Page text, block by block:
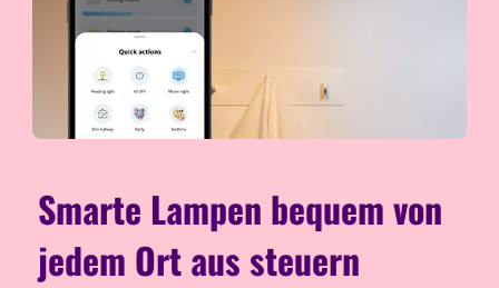
Smarte Lampen bequem von
jedem Ort aus steuern